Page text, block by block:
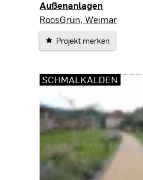
Außenanlagen
Weimar
RoosGrün, Weimar
Projekt merken
SCHMALKALDEN